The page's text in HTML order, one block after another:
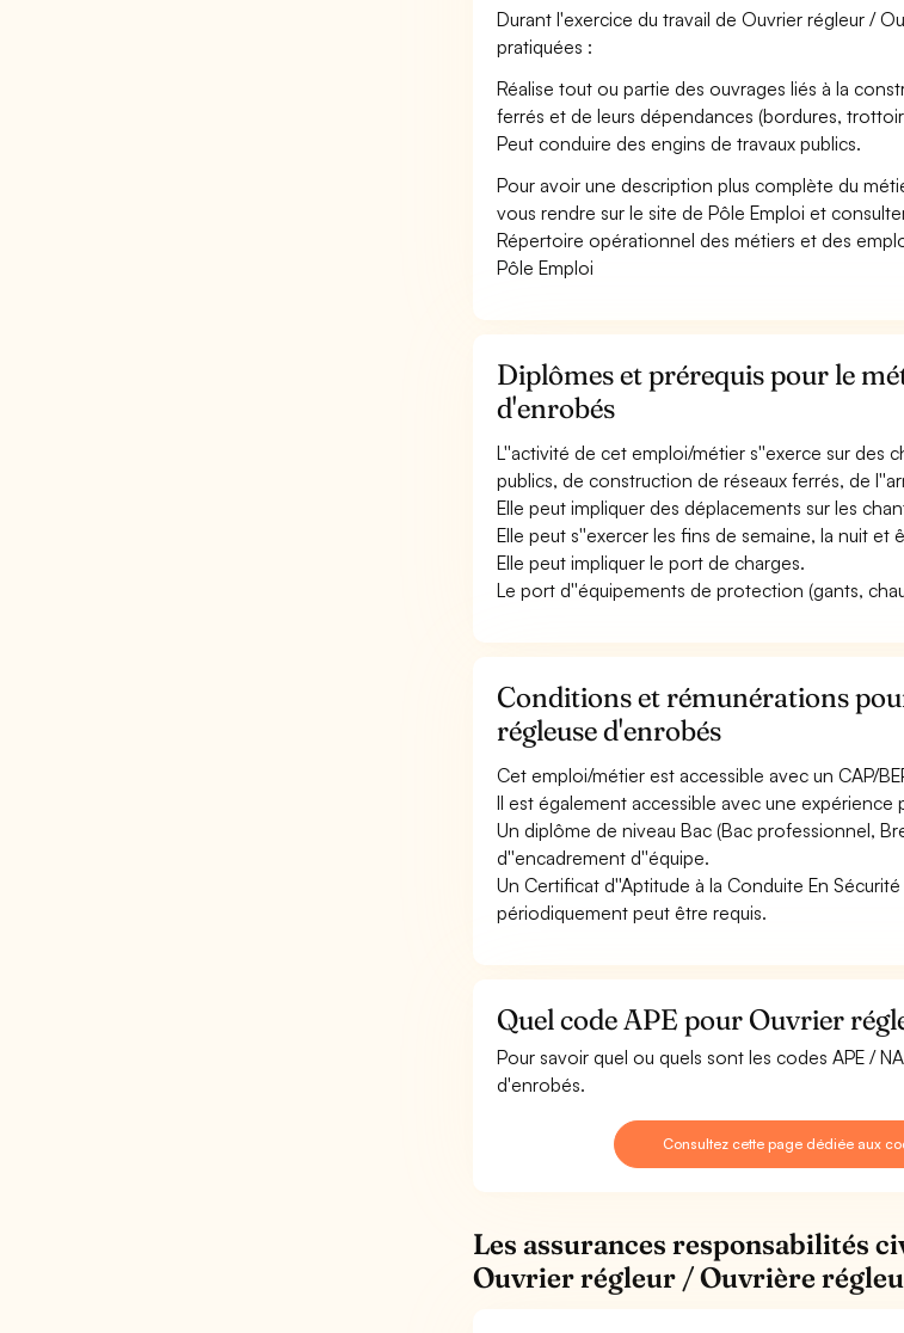
Durant l'exercice du travail de Ouvrier régleur /
pratiquées :
Réalise tout ou partie des ouvrages liés à la
ferrés et de leurs dépendances (bordures,
Peut conduire des engins de travaux publics.
Pour avoir une description plus complète du
vous rendre sur le site de Pôle Emploi et
Répertoire opérationnel des métiers et des
Pôle Emploi
Diplômes et prérequis pour le
d'enrobés
L''activité de cet emploi/métier s''exerce sur des
publics, de construction de réseaux ferrés, de
Elle peut impliquer des déplacements sur les
Elle peut s''exercer les fins de semaine, la nuit et
Elle peut impliquer le port de charges.
Le port d''équipements de protection (gants,
Conditions et rémunérations
régleuse d'enrobés
Cet emploi/métier est accessible avec un CAP/
Il est également accessible avec une
Un diplôme de niveau Bac (Bac professionnel,
d''encadrement d''équipe.
Un Certificat d''Aptitude à la Conduite En
périodiquement peut être requis.
Quel code APE pour Ouvrier
Pour savoir quel ou quels sont les codes APE /
d'enrobés.
Consultez cette page dédiée aux
Les assurances responsabilités
Ouvrier régleur / Ouvrière